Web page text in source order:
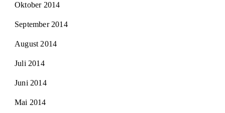
Oktober 2014
September 2014
August 2014
Juli 2014
Juni 2014
Mai 2014